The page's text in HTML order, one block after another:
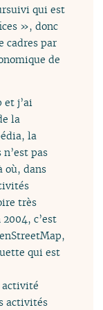
qui est
», donc
cadres par
de
et j’ai
la
la
pas
où, dans
très
c’est
qui est
activité
activités